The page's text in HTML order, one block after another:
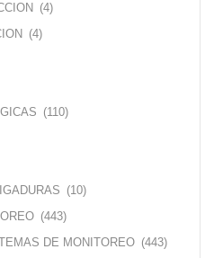
(4)
(4)
(110)
(10)
(443)
DE MONITOREO (443)